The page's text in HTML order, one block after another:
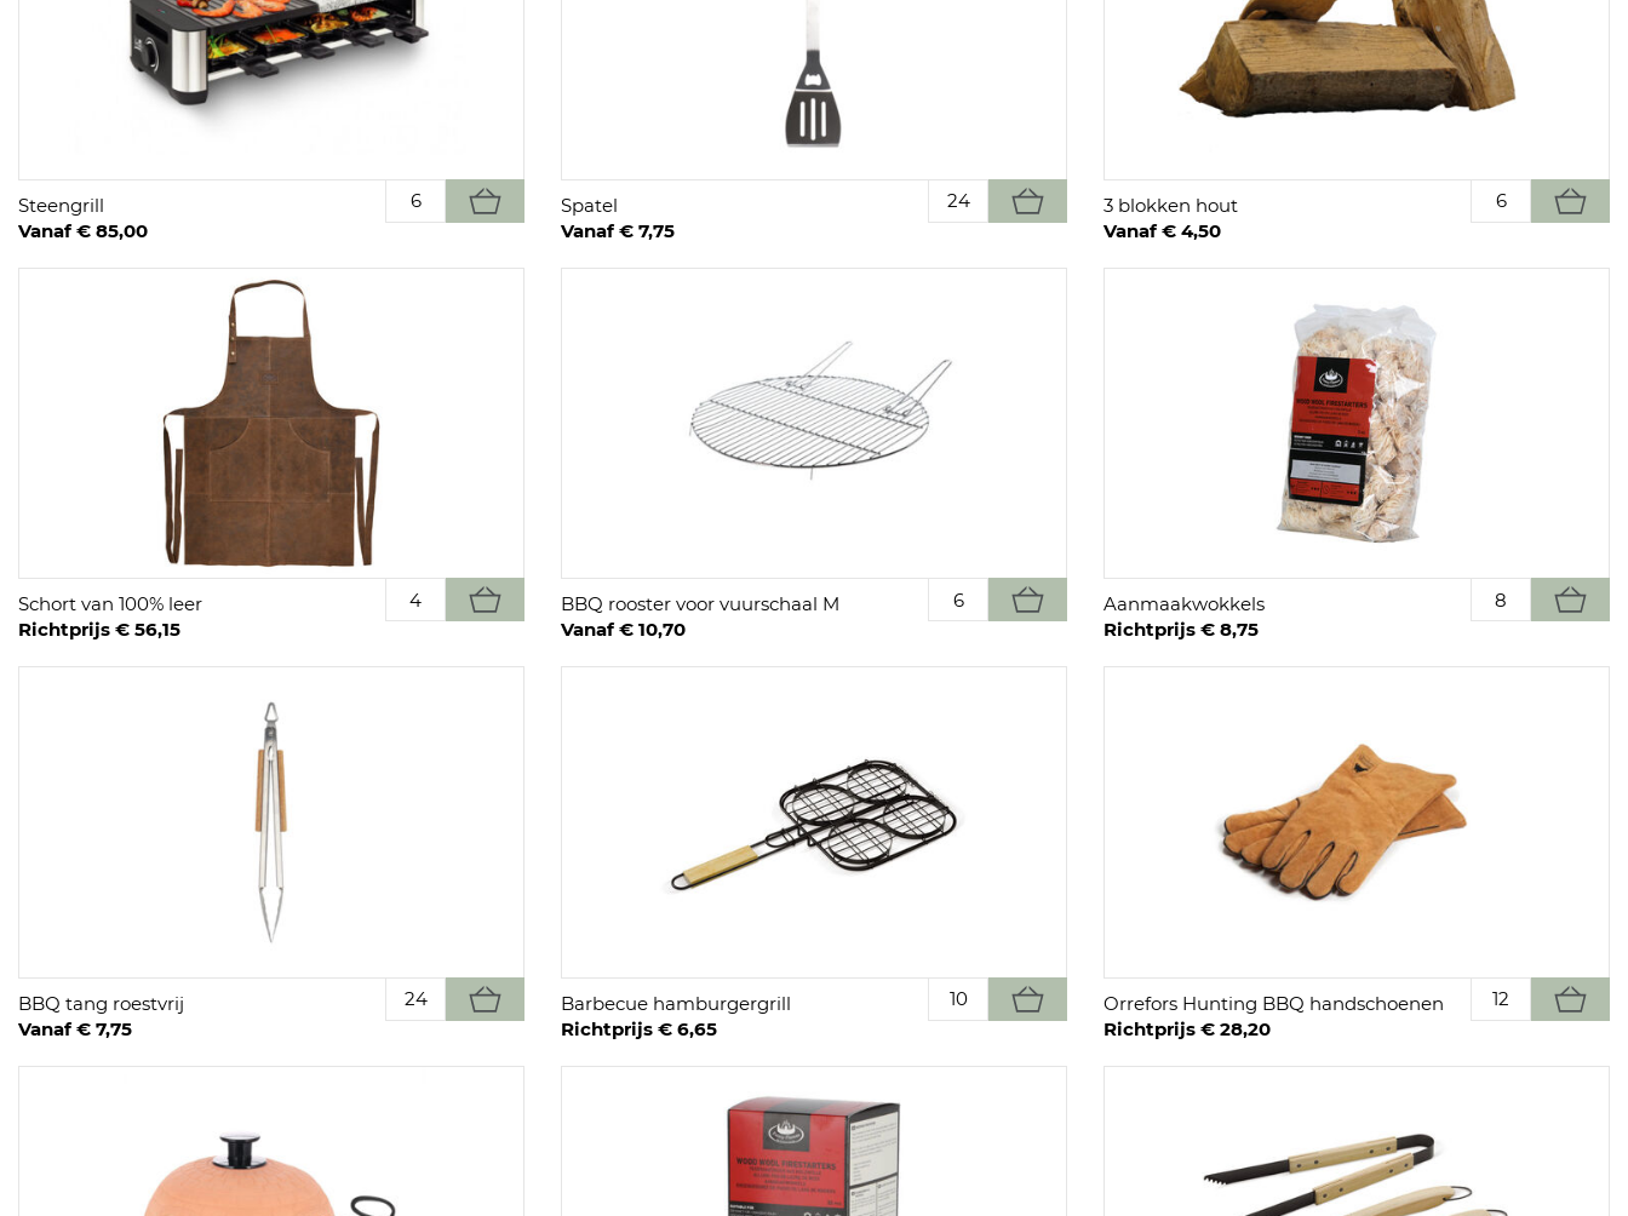
Steengrill
Vanaf € 85,00
Spatel
Vanaf € 7,75
3 blokken hout
Vanaf € 4,50
Schort van 100% leer
Richtprijs € 56,15
BBQ rooster voor vuurschaal M
Vanaf € 10,70
Aanmaakwokkels
Richtprijs € 8,75
BBQ tang roestvrij
Vanaf € 7,75
Barbecue hamburgergrill
Richtprijs € 6,65
Orrefors Hunting BBQ handschoenen
Richtprijs € 28,20